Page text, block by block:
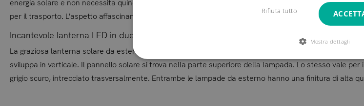
energia solare e non necessita quindi di alimentazione esterna. Poggia su moderni piedini in metallo
per il trasporto. L'aspetto affascinante di queste esclusive lanterne da esterno è garantito.
Incantevole lanterna LED in due versioni
La graziosa lanterna solare da esterno è disponibile da ARTELIA in due diverse versioni. Il modello
sviluppa in verticale. Il pannello solare si trova nella parte superiore della lampada. Lo stesso vale
grigio scuro, intrecciato trasversalmente. Entrambe le lampade da esterno hanno una finitura di alta
Rifiuta tutto
Mostra dettagli